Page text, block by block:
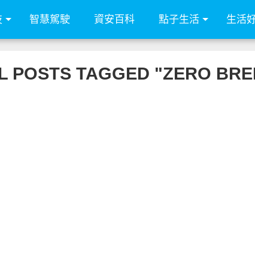
智慧駕駛 資安百科 點子生活 生活
POSTS TAGGED "ZERO